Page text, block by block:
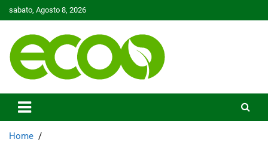
to
sabato, Agosto 8, 2026
Ecoo.it
Home